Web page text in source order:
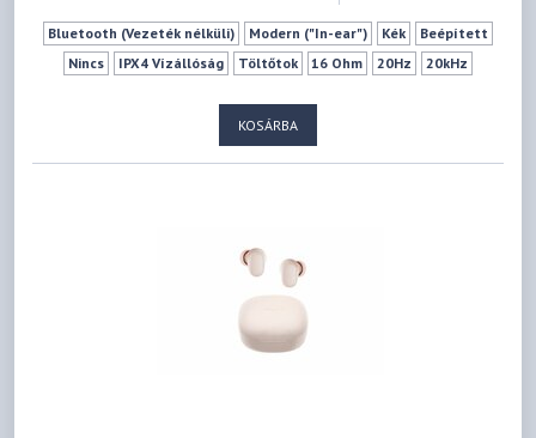
Bluetooth (Vezeték nélküli) Modern ("In-ear") Kék
Beépített
Nincs
IPX4 Vízállóság Töltőtok 16 Ohm 20Hz 20kHz
KOSÁRBA